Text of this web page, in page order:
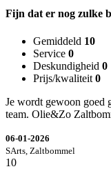
Fijn dat er nog zulke
Gemiddeld 10
Service 0
Deskundigheid 0
Prijs/kwaliteit 0
Je wordt gewoon goed
team. Olie&Zo
06-01-2026
SArts, Zaltbommel
10